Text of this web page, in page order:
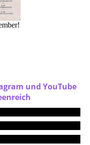
und YouTube